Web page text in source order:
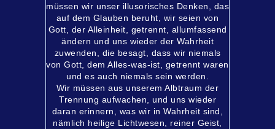
müssen wir unser illusorisches Denken, das
auf dem Glauben beruht, wir seien von
Gott, der Alleinheit, getrennt, allumfassend
ändern und uns wieder der Wahrheit
zuwenden, die besagt, dass wir niemals
von Gott, dem Alles-was-ist, getrennt waren
und es auch niemals sein werden.
Wir müssen aus unserem Albtraum der
Trennung aufwachen, und uns wieder
daran erinnern, was wir in Wahrheit sind,
nämlich heilige Lichtwesen, reiner Geist,